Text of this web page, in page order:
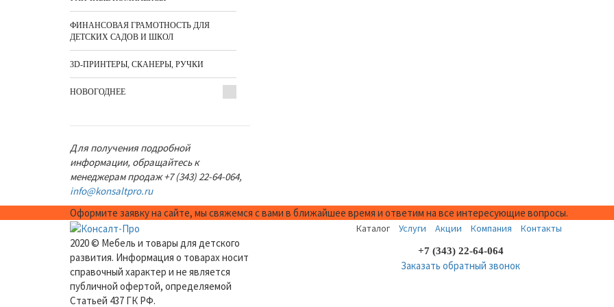
ФИНАНСОВАЯ ГРАМОТНОСТЬ ДЛЯ
ДЕТСКИХ САДОВ И ШКОЛ
3D-ПРИНТЕРЫ, СКАНЕРЫ, РУЧКИ
НОВОГОДНЕЕ
Для получения подробной
информации, обращайтесь к
менеджерам продаж +7 (343) 22-64-064,
info@konsaltpro.ru
Оформите заявку на сайте, мы свяжемся с вами в ближайшее время и ответим на все интересующие вопросы.
2020 © Мебель и товары для детского
развития. Информация о товарах носит
справочный характер и не является
публичной офертой, определяемой
Статьей 437 ГК РФ.
Каталог Услуги Акции Компания Контакты
+7 (343) 22-64-064
Заказать обратный звонок